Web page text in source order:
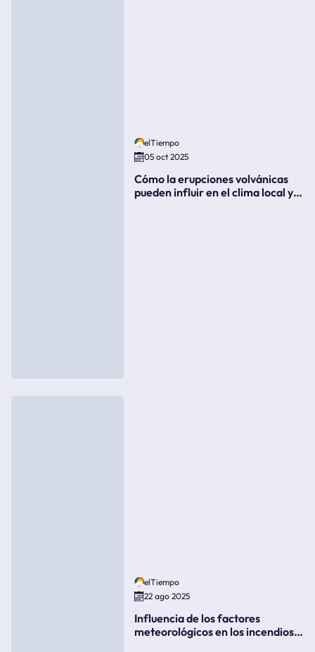
elTiempo
05 oct 2025
Cómo la erupciones volvánicas
pueden influir en el clima local y
elTiempo
22 ago 2025
Influencia de los factores
meteorológicos en los incendios